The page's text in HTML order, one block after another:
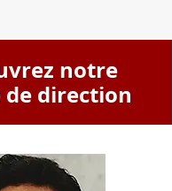
notre
de direction